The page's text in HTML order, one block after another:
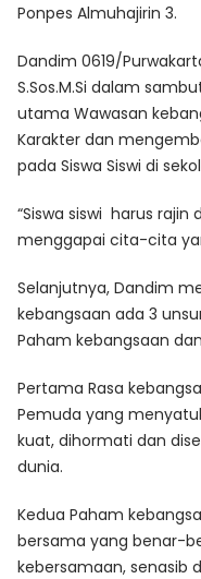
Ponpes Almuhajirin 3.
Dandim 0619/
S.Sos.M.Si dalam
utama Wawasan
Karakter dan
pada Siswa Siswi di
“Siswa siswi harus rajin
menggapai cita-cita
Selanjutnya, Dandim
kebangsaan ada 3
Paham kebangsaan
Pertama Rasa
Pemuda yang
kuat, dihormati dan
dunia.
Kedua Paham
bersama yang benar-
kebersamaan, senasib